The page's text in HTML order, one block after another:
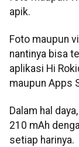
apik.
Foto maupun
nantinya bisa
aplikasi Hi
maupun Apps
Dalam hal
210 mAh
setiap harinya.